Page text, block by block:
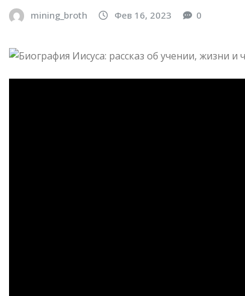
mining_broth Фев 16, 2023 0